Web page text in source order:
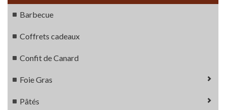
Barbecue
Coffrets cadeaux
Confit de Canard
Foie Gras
Pâtés